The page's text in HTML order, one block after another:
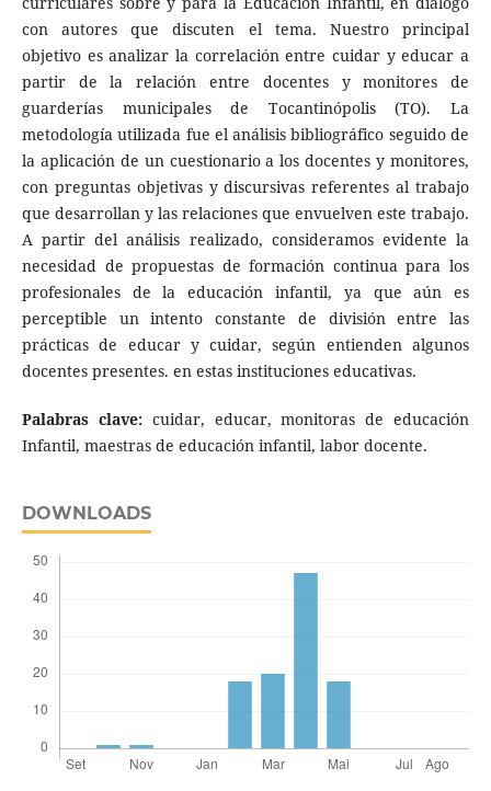
con autores que discuten el tema. Nuestro principal
objetivo es analizar la correlación entre cuidar y educar a
partir de la relación entre docentes y monitores de
guarderías municipales de Tocantinópolis (TO). La
metodología utilizada fue el análisis bibliográfico seguido de
la aplicación de un cuestionario a los docentes y monitores,
con preguntas objetivas y discursivas referentes al trabajo
que desarrollan y las relaciones que envuelven este trabajo.
A partir del análisis realizado, consideramos evidente la
necesidad de propuestas de formación continua para los
profesionales de la educación infantil, ya que aún es
perceptible un intento constante de división entre las
prácticas de educar y cuidar, según entienden algunos
docentes presentes. en estas instituciones educativas.
Palabras clave: cuidar, educar, monitoras de educación
Infantil, maestras de educación infantil, labor docente.
DOWNLOADS